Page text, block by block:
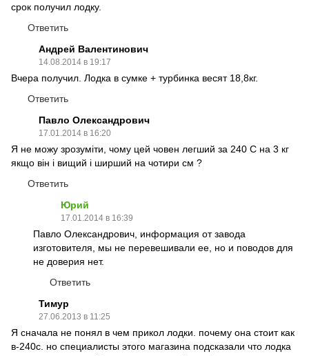
срок получил лодку.
Ответить
Андрей Валентинович
14.08.2014 в 19:17
Вчера получил. Лодка в сумке + турбинка весят 18,8кг.
Ответить
Павло Олександрович
17.01.2014 в 16:20
Я не можу зрозуміти, чому цей човен легший за 240 С на 3 кг
якщо він і вищий і ширший на чотири см ?
Ответить
Юрий
17.01.2014 в 16:39
Павло Олександрович, информация от завода
изготовителя, мы не перевешивали ее, но и поводов для
не доверия нет.
Ответить
Тимур
27.06.2013 в 11:25
Я сначала не понял в чем прикол лодки. почему она стоит как
в-240с. но специалисты этого магазина подсказали что лодка